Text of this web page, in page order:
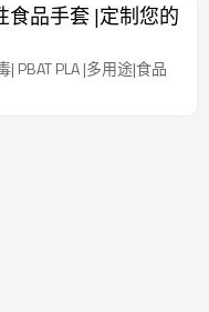
品手套 |定制您的
PBAT PLA |多用途|食品